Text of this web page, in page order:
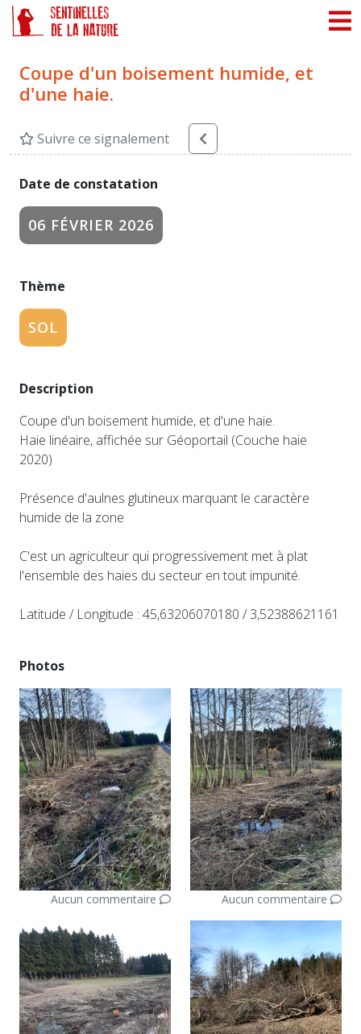
Coupe d'un boisement humide, et
d'une haie.
Suivre ce signalement
Date de constatation
06 FÉVRIER 2026
Thème
SOL
Description
Coupe d'un boisement humide, et d'une haie.
Haie linéaire, affichée sur Géoportail (Couche haie
2020)
Présence d'aulnes glutineux marquant le caractère
humide de la zone
C'est un agriculteur qui progressivement met à plat
l'ensemble des haies du secteur en tout impunité.
Latitude / Longitude : 45,63206070180 / 3,52388621161
Photos
Aucun commentaire Aucun commentaire
Panneau de gestion des cookies